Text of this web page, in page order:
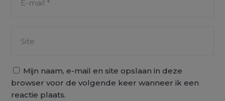
Mijn naam, e-mail en site opslaan in deze
browser voor de volgende keer wanneer ik een
reactie plaats.